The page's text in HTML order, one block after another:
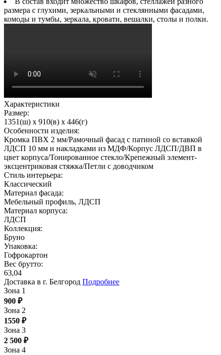
размера с глухими, зеркальными и стеклянными фасадами,
комоды и тумбы, зеркала, кровати, вешалки, столы и полки.
Характеристики
Размер:
1351(ш) x 910(в) x 446(г)
Особенности изделия:
Кромка ПВХ 2 мм/Рамочный фасад с патиной со вставкой
ЛДСП 10 мм и накладками из МДФ/Корпус ЛДСП/ДВП в
цвет корпуса/Тонированное стекло/Крепежный элемент-
эксцентриковая стяжка/Петли с доводчиком
Стиль интерьера:
Классический
Материал фасада:
Мебельный профиль, ЛДСП
Материал корпуса:
ЛДСП
Коллекция:
Бруно
Упаковка:
Гофрокартон
Вес брутто:
63,04
Доставка в г. Белгород Подробнее
Зона 1
900 ₽
Зона 2
1550 ₽
Зона 3
2 500 ₽
Зона 4